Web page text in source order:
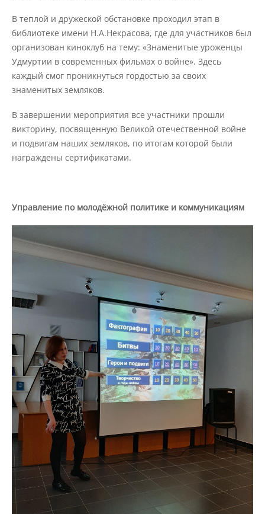
Материально-техническое
обеспечение и оснащенность
образовательного процесса
Стипендии и меры поддержки
Платные образовательные услуги
(перевода) обучающихся
Доступная среда
Международное сотрудничество
Организация питания в
образовательной организации
Абитуриенту
Университет
Об университете
Миссия, цель и ценности УдГАУ
В теплой и дружеской обстановке проходил этап в
библиотеке имени Н.А.Некрасова, где для участников был
организован киноклуб на тему: «Знаменитые уроженцы
Удмуртии в современных фильмах о войне». Здесь
каждый смог проникнуться гордостью за своих
знаменитых земляков.
В завершении мероприятия все участники прошли
викторину, посвященную Великой отечественной войне
и подвигам наших земляков, по итогам которой были
награждены сертификатами.
Управление по молодёжной политике и коммуникациям